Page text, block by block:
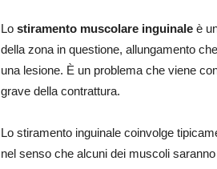
Lo stiramento muscolare inguinale è
della zona in questione, allungamento
una lesione. È un problema che viene
grave della contrattura.
Lo stiramento inguinale coinvolge
nel senso che alcuni dei muscoli